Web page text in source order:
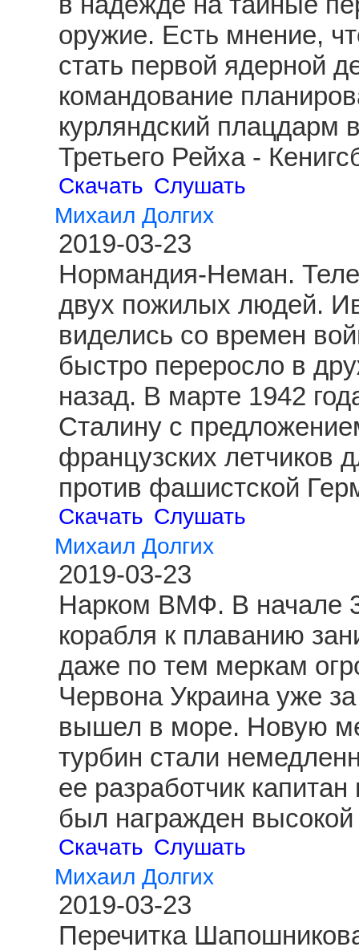
оружие. Есть мнение,
стать первой ядерной
командование
курляндский плацдарм
Третьего Рейха -
Скачать Слушать
Михаил Долгих
2019-03-23
Нормандия-Неман.
двух пожилых людей.
виделись со времен
быстро переросло в
назад. В марте 1942
Сталину с
французских летчиков
против фашистской
Скачать Слушать
Михаил Долгих
2019-03-23
Нарком ВМФ. В начале
корабля к плаванию
даже по тем меркам
Червона Украина уже
вышел в море. Новую
турбин стали
ее разработчик
был награжден
Скачать Слушать
Михаил Долгих
2019-03-23
Перечитка